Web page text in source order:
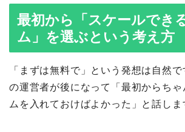
最初から「スケールでき
ム」を選ぶという考え方
「まずは無料で」という発想は自然で
の運営者が後になって「最初からちゃ
ムを入れておけばよかった」と話しま